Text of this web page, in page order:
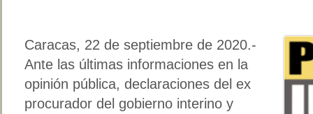
Caracas, 22 de septiembre de 2020.-
Ante las últimas informaciones en la
opinión pública, declaraciones del ex
procurador del gobierno interino y